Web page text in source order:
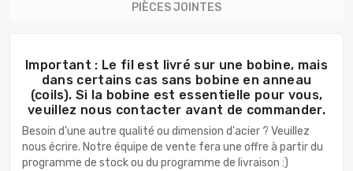
PIÈCES JOINTES
Important : Le fil est livré sur une bobine, mais
dans certains cas sans bobine en anneau
(coils). Si la bobine est essentielle pour vous,
veuillez nous contacter avant de commander.
Besoin d'une autre qualité ou dimension d'acier ? Veuillez
nous écrire. Notre équipe de vente fera une offre à partir du
programme de stock ou du programme de livraison :)